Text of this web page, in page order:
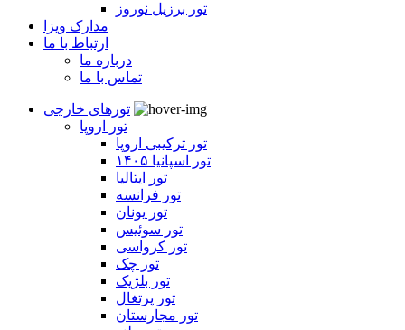
تور برزیل نوروز
مدارک ویزا
ارتباط با ما
درباره ما
تماس با ما
تورهای خارجی
تور اروپا
تور ترکیبی اروپا
تور اسپانیا ۱۴۰۵
تور ایتالیا
تور فرانسه
تور یونان
تور سوئیس
تور کرواسی
تور چک
تور بلژیک
تور پرتغال
تور مجارستان